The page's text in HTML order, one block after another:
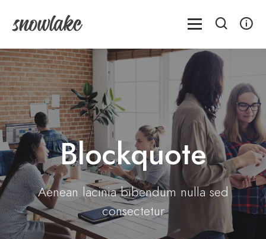
Blockquote
Aenean lacinia bibendum nulla sed
consectetur